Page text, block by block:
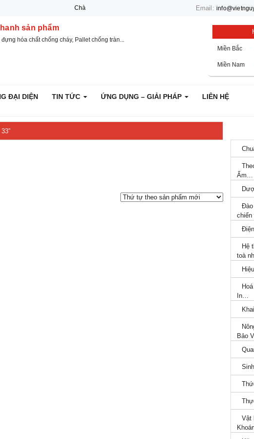
Chào mừng bạn đến với Việt Nguyễn Co. Nếu bạn cần giúp đỡ
Email:
sản phẩm
hóa chất chống cháy, Pallet chống tràn...
Miền Bắc
Miền Nam
ĐẠI DIỆN TIN TỨC ỨNG DỤNG – GIẢI PHÁP LIÊN HỆ
33”
Độ
thực
Hệ
EDI​​
Mực
Bảo
Vật